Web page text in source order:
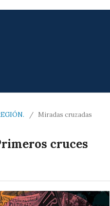
/ Miradas cruzadas
cruces